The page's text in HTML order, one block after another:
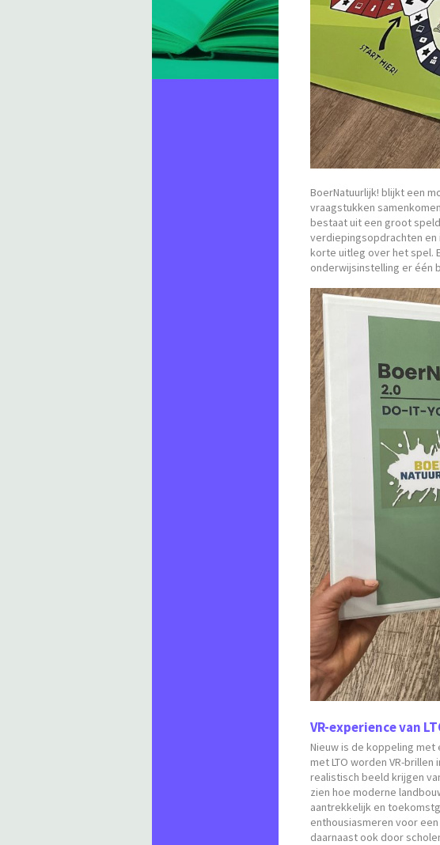
BoerNatuurlijk! blijkt een
vraagstukken
bestaat uit een groot
verdiepingsopdrachten en
korte uitleg over het spel.
onderwijsinstelling er één
VR-experience van
Nieuw is de koppeling met
met LTO worden VR-
realistisch beeld krijgen
zien hoe moderne
aantrekkelijk en
enthousiasmeren voor
daarnaast ook door